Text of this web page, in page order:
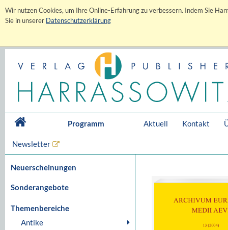
Wir nutzen Cookies, um Ihre Online-Erfahrung zu verbessern. Indem Sie
Sie in unserer Datenschutzerklärung
Programm Aktuell Kontakt
Newsletter
Neuerscheinungen
Sonderangebote
Themenbereiche
Antike